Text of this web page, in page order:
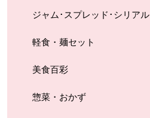
ジャム･スプレッド･シリアル
軽食・麺セット
美食百彩
惣菜・おかず